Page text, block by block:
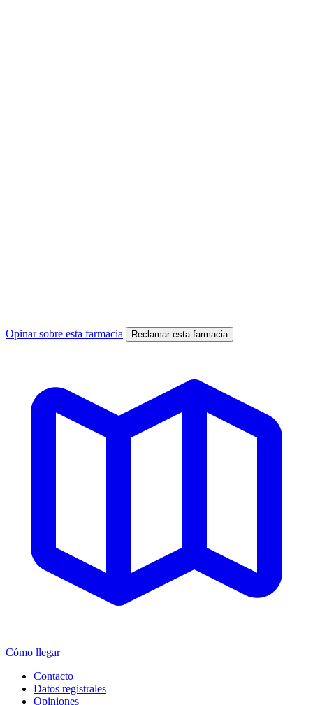
Opinar sobre esta farmacia Reclamar esta farmacia
Cómo llegar
Contacto
Datos registrales
Opiniones